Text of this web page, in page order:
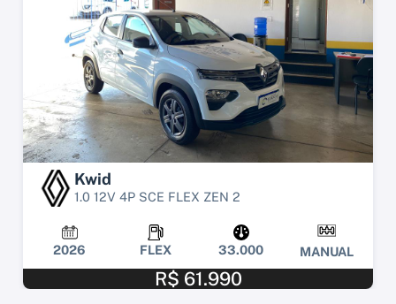
Kwid
1.0 12V 4P SCE FLEX ZEN 2
2026 FLEX 33.000 MANUAL
R$ 61.990